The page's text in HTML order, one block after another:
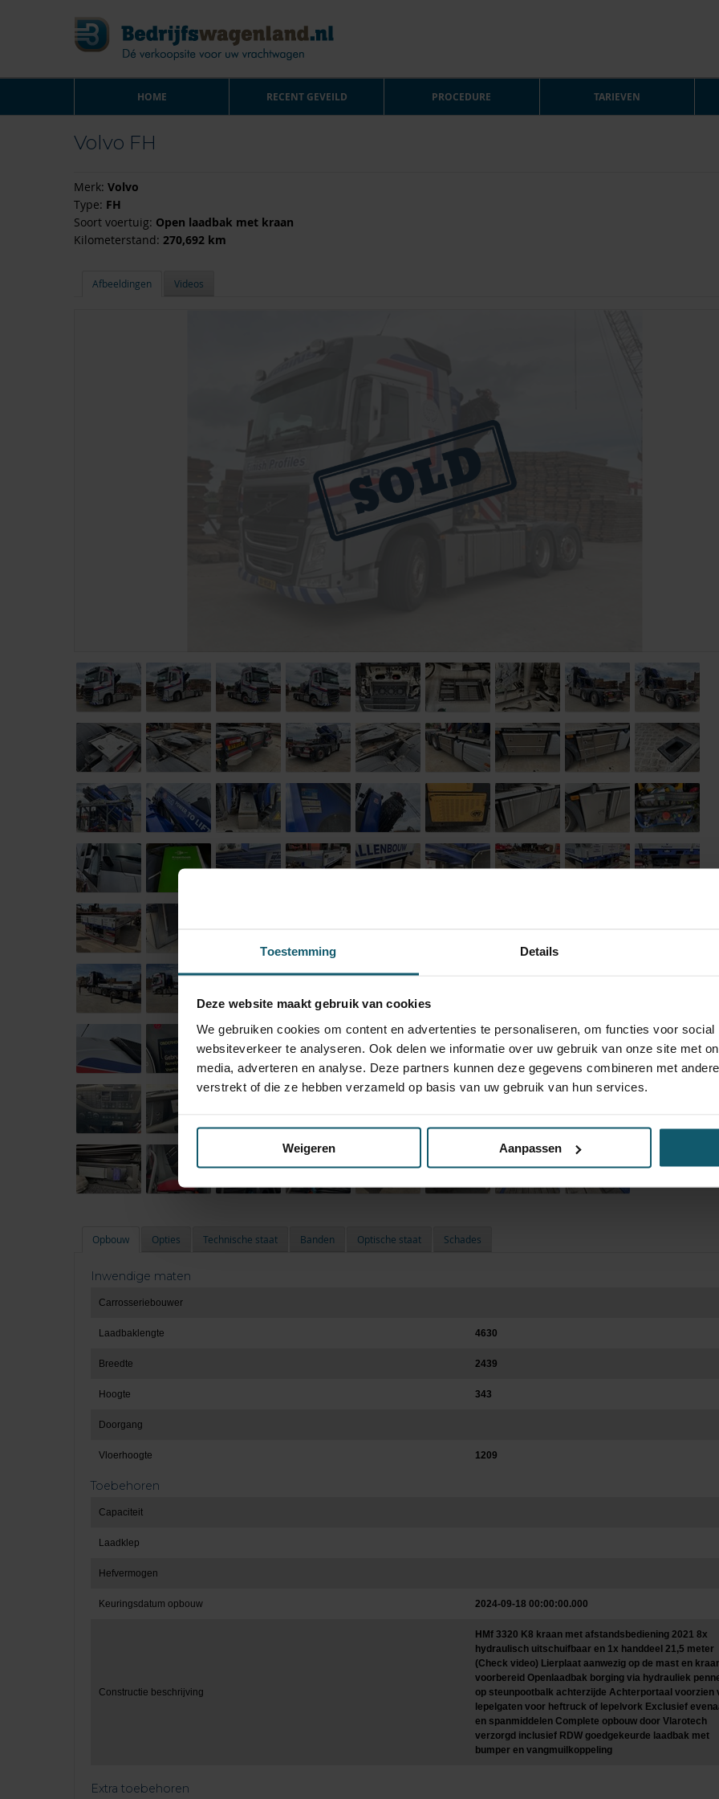
Toestemming Details
Deze website maakt gebruik van cookies
We gebruiken cookies om content en advertenties te personaliseren, om functies voor
websiteverkeer te analyseren. Ook delen we informatie over uw gebruik van onze site met
media, adverteren en analyse. Deze partners kunnen deze gegevens combineren met
verstrekt of die ze hebben verzameld op basis van uw gebruik van hun services.
Weigeren Aanpassen
HOME RECENT GEVEILD PROCEDURE TARIEVEN
Volvo FH
Merk: Volvo
Type: FH
Soort voertuig: Open laadbak met kraan
Kilometerstand: 270,692 km
Afbeeldingen Videos
Opbouw Opties Technische staat Banden Optische staat Schades
Inwendige maten
Carrosseriebouwer
Laadbaklengte 4630
Breedte 2439
Hoogte 343
Doorgang
Vloerhoogte 1209
Toebehoren
Capaciteit
Laadklep
Hefvermogen
Keuringsdatum opbouw 2024-09-18 00:00:00.000
Constructie beschrijving
HMf 3320 K8 kraan met afstandsbediening 2021 8x
hydraulisch uitschuifbaar en 1x handdeel 21,5 meter
(Check video) Lierplaat aanwezig op de mast en
voorbereid Openlaadbak borging via hydrauliek
op steunpootbalk achterzijde Achterportaal voorzien
lepelgaten voor heftruck of lepelvork Exclusief
en spanmiddelen Complete opbouw door Vlarotech
verzorgd inclusief RDW goedgekeurde laadbak met
bumper en vangmuilkoppeling
Extra toebehoren